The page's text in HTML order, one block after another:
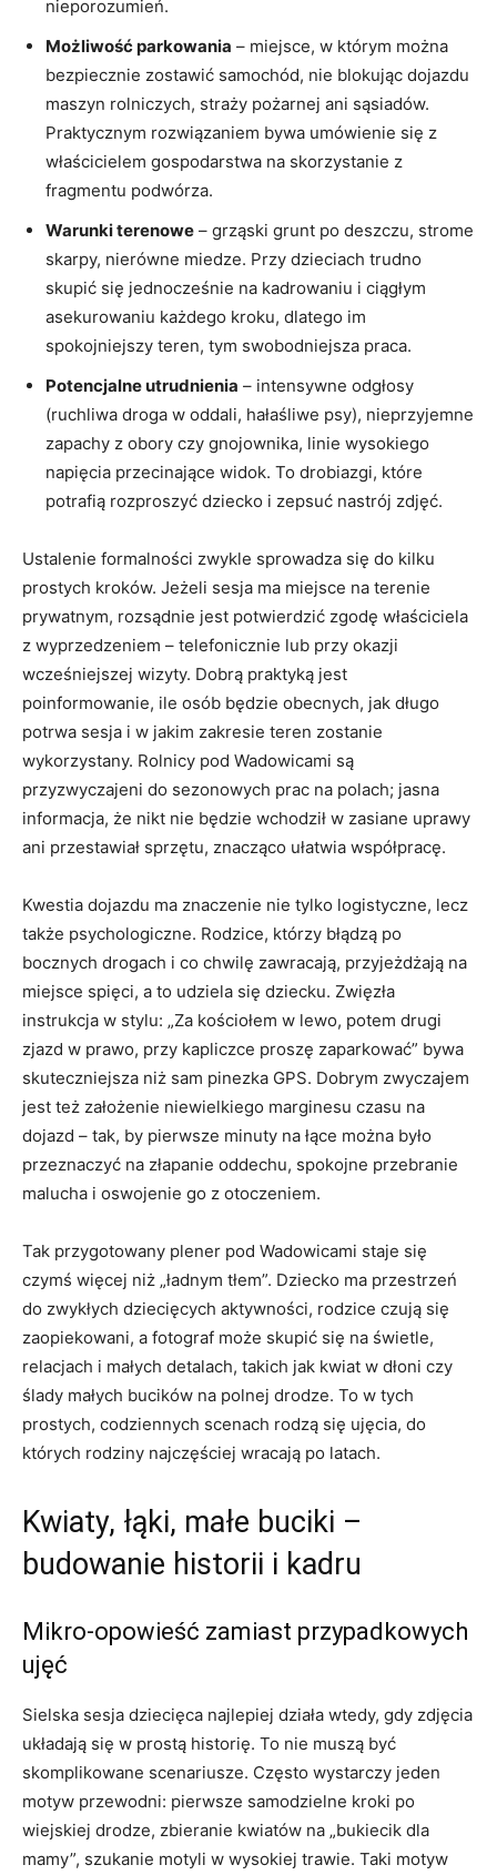
nieporozumień.
Możliwość parkowania – miejsce, w którym można
bezpiecznie zostawić samochód, nie blokując dojazdu
maszyn rolniczych, straży pożarnej ani sąsiadów.
Praktycznym rozwiązaniem bywa umówienie się z
właścicielem gospodarstwa na skorzystanie z
fragmentu podwórza.
Warunki terenowe – grząski grunt po deszczu, strome
skarpy, nierówne miedze. Przy dzieciach trudno
skupić się jednocześnie na kadrowaniu i ciągłym
asekurowaniu każdego kroku, dlatego im
spokojniejszy teren, tym swobodniejsza praca.
Potencjalne utrudnienia – intensywne odgłosy
(ruchliwa droga w oddali, hałaśliwe psy), nieprzyjemne
zapachy z obory czy gnojownika, linie wysokiego
napięcia przecinające widok. To drobiazgi, które
potrafią rozproszyć dziecko i zepsuć nastrój zdjęć.
Ustalenie formalności zwykle sprowadza się do kilku
prostych kroków. Jeżeli sesja ma miejsce na terenie
prywatnym, rozsądnie jest potwierdzić zgodę właściciela
z wyprzedzeniem – telefonicznie lub przy okazji
wcześniejszej wizyty. Dobrą praktyką jest
poinformowanie, ile osób będzie obecnych, jak długo
potrwa sesja i w jakim zakresie teren zostanie
wykorzystany. Rolnicy pod Wadowicami są
przyzwyczajeni do sezonowych prac na polach; jasna
informacja, że nikt nie będzie wchodził w zasiane uprawy
ani przestawiał sprzętu, znacząco ułatwia współpracę.
Kwestia dojazdu ma znaczenie nie tylko logistyczne, lecz
także psychologiczne. Rodzice, którzy błądzą po
bocznych drogach i co chwilę zawracają, przyjeżdżają na
miejsce spięci, a to udziela się dziecku. Zwięzła
instrukcja w stylu: „Za kościołem w lewo, potem drugi
zjazd w prawo, przy kapliczce proszę zaparkować” bywa
skuteczniejsza niż sam pinezka GPS. Dobrym zwyczajem
jest też założenie niewielkiego marginesu czasu na
dojazd – tak, by pierwsze minuty na łące można było
przeznaczyć na złapanie oddechu, spokojne przebranie
malucha i oswojenie go z otoczeniem.
Tak przygotowany plener pod Wadowicami staje się
czymś więcej niż „ładnym tłem”. Dziecko ma przestrzeń
do zwykłych dziecięcych aktywności, rodzice czują się
zaopiekowani, a fotograf może skupić się na świetle,
relacjach i małych detalach, takich jak kwiat w dłoni czy
ślady małych bucików na polnej drodze. To w tych
prostych, codziennych scenach rodzą się ujęcia, do
których rodziny najczęściej wracają po latach.
Kwiaty, łąki, małe buciki –
budowanie historii i kadru
Mikro-opowieść zamiast przypadkowych
ujęć
Sielska sesja dziecięca najlepiej działa wtedy, gdy zdjęcia
układają się w prostą historię. To nie muszą być
skomplikowane scenariusze. Często wystarczy jeden
motyw przewodni: pierwsze samodzielne kroki po
wiejskiej drodze, zbieranie kwiatów na „bukiecik dla
mamy”, szukanie motyli w wysokiej trawie. Taki motyw